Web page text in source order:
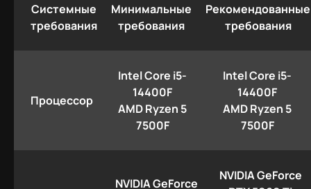
Системные
требования
Минимальные
требования
Рекомендованные
требования
Процессор
Intel Core i5-
14400F
AMD Ryzen 5
7500F
Intel Core i5-
14400F
AMD Ryzen 5
7500F
NVIDIA GeForce
NVIDIA GeForce